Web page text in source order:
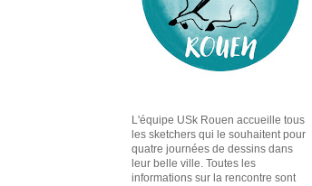
L'équipe USk Rouen accueille tous
les sketchers qui le souhaitent pour
quatre journées de dessins dans
leur belle ville. Toutes les
informations sur la rencontre sont